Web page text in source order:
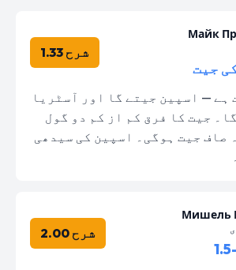
Майк
جیت
شرح 1.33
ہے — اسپین جیتے گا اور آسٹریا
جیت کا فرق کم از کم دو گول
صاف جیت ہوگی۔ اسپین کی سیدھی
Мишель
شرح 2.00